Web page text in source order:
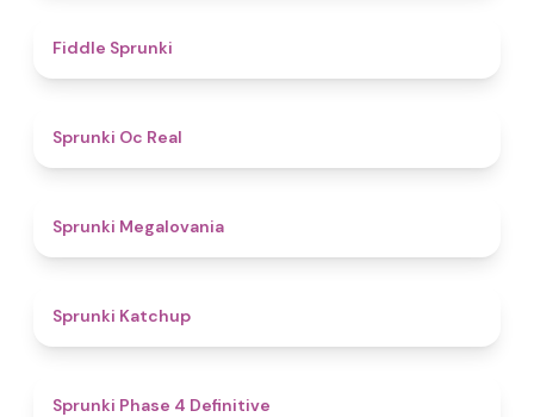
Fiddle Sprunki
Sprunki Oc Real
Sprunki Megalovania
Sprunki Katchup
Sprunki Phase 4 Definitive